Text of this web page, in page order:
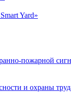
Yard»
пожарной
и охраны